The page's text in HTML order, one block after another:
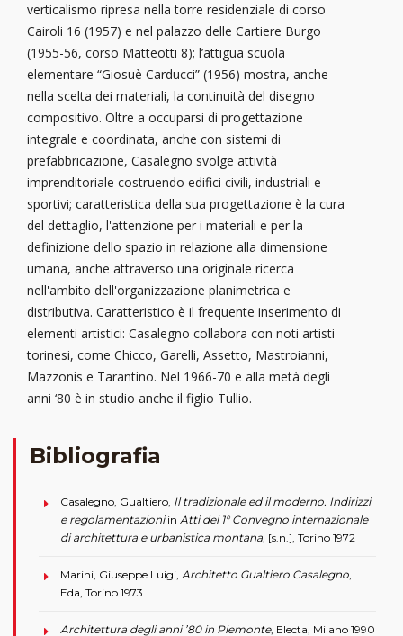
verticalismo ripresa nella torre residenziale di corso
Cairoli 16 (1957) e nel palazzo delle Cartiere Burgo
(1955-56, corso Matteotti 8); l’attigua scuola
elementare “Giosuè Carducci” (1956) mostra, anche
nella scelta dei materiali, la continuità del disegno
compositivo. Oltre a occuparsi di progettazione
integrale e coordinata, anche con sistemi di
prefabbricazione, Casalegno svolge attività
imprenditoriale costruendo edifici civili, industriali e
sportivi; caratteristica della sua progettazione è la cura
del dettaglio, l'attenzione per i materiali e per la
definizione dello spazio in relazione alla dimensione
umana, anche attraverso una originale ricerca
nell'ambito dell'organizzazione planimetrica e
distributiva. Caratteristico è il frequente inserimento di
elementi artistici: Casalegno collabora con noti artisti
torinesi, come Chicco, Garelli, Assetto, Mastroianni,
Mazzonis e Tarantino. Nel 1966-70 e alla metà degli
anni ‘80 è in studio anche il figlio Tullio.
Bibliografia
Casalegno, Gualtiero, Il tradizionale ed il moderno. Indirizzi
e regolamentazioniin Atti del 1° Convegno internazionale
di architettura e urbanistica montana, [s.n.], Torino 1972
Marini, Giuseppe Luigi, Architetto Gualtiero Casalegno,
Eda, Torino 1973
Architettura degli anni ’80 in Piemonte, Electa, Milano 1990